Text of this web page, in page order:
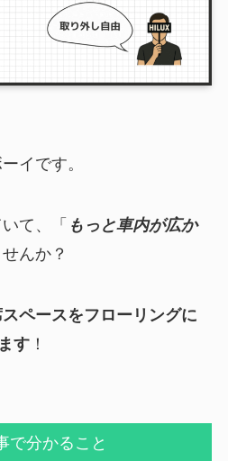
イです。
て、「 もっと車内が広か
んか？
ペースをフローリングに
す！
で分かること